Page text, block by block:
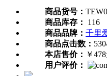
商品货号：
商品库存：
116
商品品牌： 千里
商品点击数：
本店售价： ￥
用户评价：